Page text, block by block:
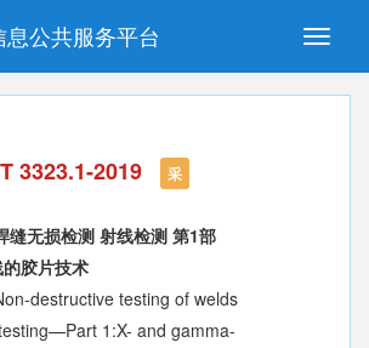
Toggle
公共服务平台
准 推荐性国家标准
件 (National standards in foreign
language version)
3323.1-2019 采
缝无损检测 射线检测 第1部
胶片技术
destructive testing of welds
1:X- and gamma-